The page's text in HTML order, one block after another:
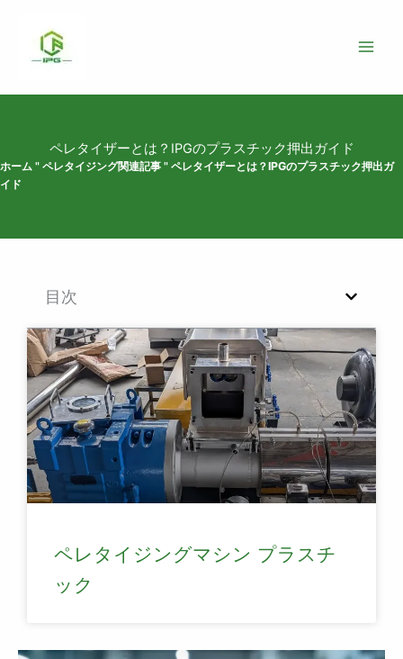
ツ
キ
ッ
ペレタイザーとは？IPGのプラスチック押出ガイド
ホーム " ペレタイジング関連記事 " ペレタイザーとは？IPGのプラスチック押出ガ
イド
目次
ペレタイジングマシン プラスチ
ック